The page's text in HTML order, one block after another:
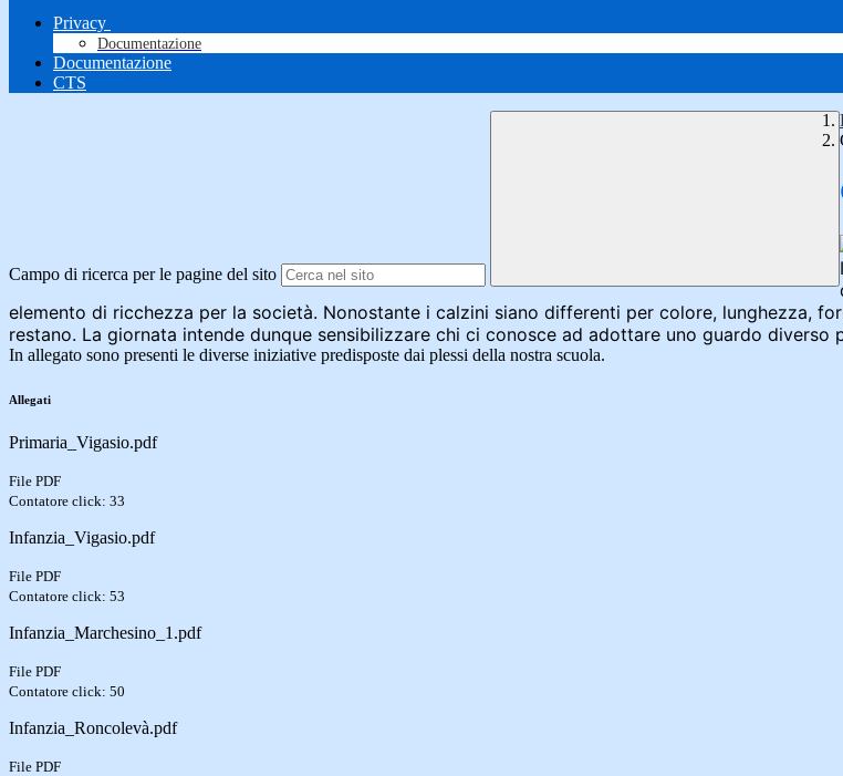
Privacy
Documentazione
Documentazione
CTS
Campo di ricerca per le pagine del sito
elemento di ricchezza per la società. Nonostante i calzini siano differenti per colore, lunghezza,
restano. La giornata intende dunque sensibilizzare chi ci conosce ad adottare uno guardo
In allegato sono presenti le diverse iniziative predisposte dai plessi della nostra scuola.
Allegati
Primaria_Vigasio.pdf
File PDF
Contatore click: 33
Infanzia_Vigasio.pdf
File PDF
Contatore click: 53
Infanzia_Marchesino_1.pdf
File PDF
Contatore click: 50
Infanzia_Roncolevà.pdf
File PDF